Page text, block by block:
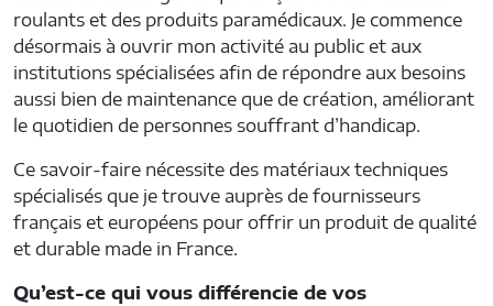
roulants et des produits paramédicaux. Je commence
désormais à ouvrir mon activité au public et aux
institutions spécialisées afin de répondre aux besoins
aussi bien de maintenance que de création, améliorant
le quotidien de personnes souffrant d’handicap.
Ce savoir-faire nécessite des matériaux techniques
spécialisés que je trouve auprès de fournisseurs
français et européens pour offrir un produit de qualité
et durable made in France.
Qu’est-ce qui vous différencie de vos